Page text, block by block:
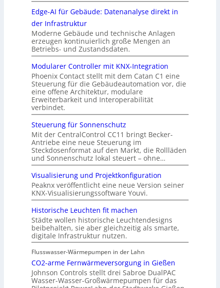
Edge-AI für Gebäude: Datenanalyse direkt in
der Infrastruktur
Moderne Gebäude und technische Anlagen
erzeugen kontinuierlich große Mengen an
Betriebs- und Zustandsdaten.
Modularer Controller mit KNX-Integration
Phoenix Contact stellt mit dem Catan C1 eine
Steuerung für die Gebäudeautomation vor, die
eine offene Architektur, modulare
Erweiterbarkeit und Interoperabilität
verbindet.
Steuerung für Sonnenschutz
Mit der CentralControl CC11 bringt Becker-
Antriebe eine neue Steuerung im
Steckdosenformat auf den Markt, die Rollläden
und Sonnenschutz lokal steuert – ohne…
Visualisierung und Projektkonfiguration
Peaknx veröffentlicht eine neue Version seiner
KNX-Visualisierungssoftware Youvi.
Historische Leuchten fit machen
Städte wollen historische Leuchtendesigns
beibehalten, sie aber gleichzeitig als smarte,
digitale Infrastruktur nutzen.
Flusswasser-Wärmepumpen in der Lahn
CO2-arme Fernwärmeversorgung in Gießen
Johnson Controls stellt drei Sabroe DualPAC
Wasser-Wasser-Großwärmepumpen für das